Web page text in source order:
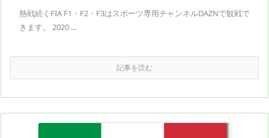
熱戦続くFIA F1・F2・F3はスポーツ専用チャンネルDAZNで観戦で
きます。 2020 ...
記事を読む